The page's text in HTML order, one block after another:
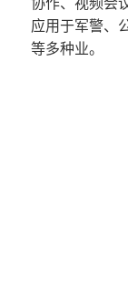
协作、视频会
应用于军警、
等多种业。